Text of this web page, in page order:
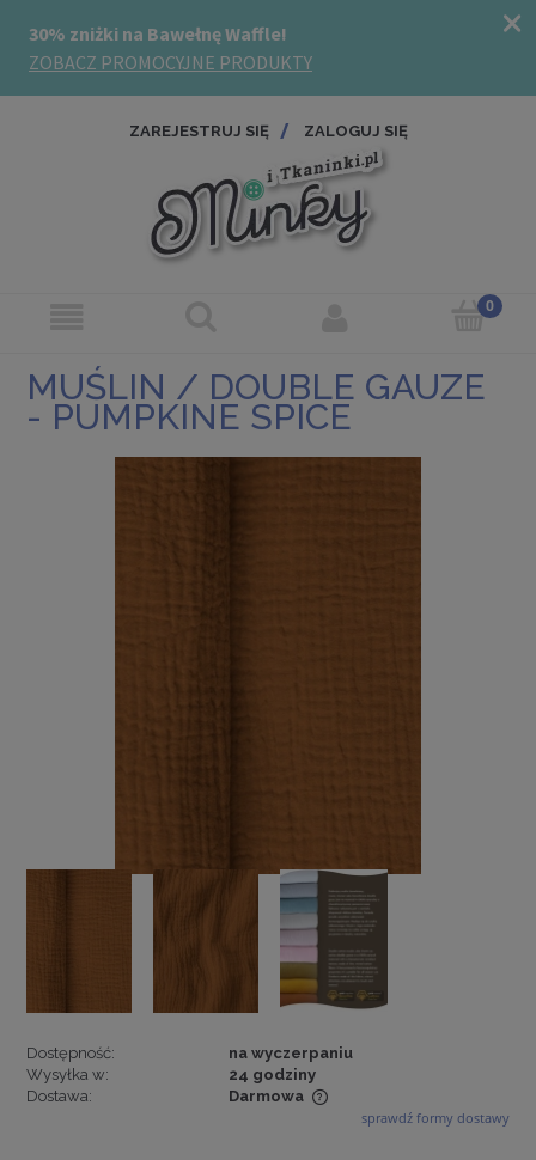
ZAREJESTRUJ SIĘ ZALOGUJ SIĘ
MUŚLIN / DOUBLE GAUZE
- PUMPKINE SPICE
Dostępność:
na wyczerpaniu
Wysyłka w:
24 godziny
Dostawa:
Darmowa
Cena nie zawiera ewentualnych kosztów płatności
sprawdź formy dostawy